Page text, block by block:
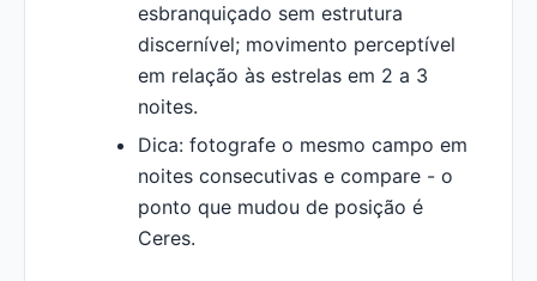
esbranquiçado sem estrutura
discernível; movimento perceptível
em relação às estrelas em 2 a 3
noites.
Dica: fotografe o mesmo campo em
noites consecutivas e compare - o
ponto que mudou de posição é
Ceres.